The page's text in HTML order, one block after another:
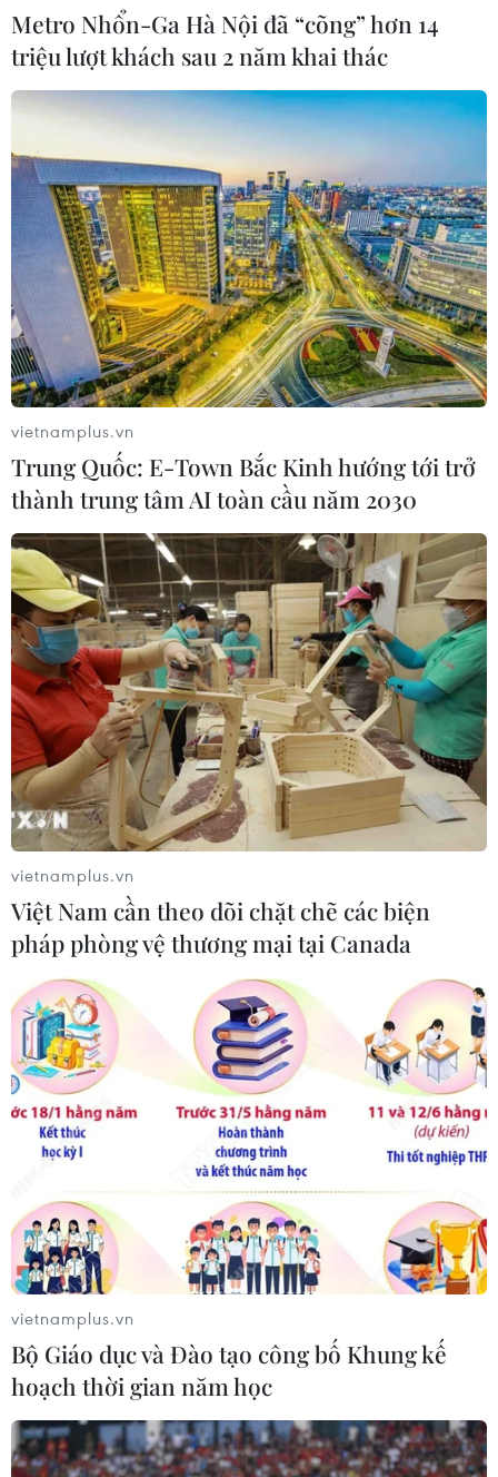
TIN CÙNG CHUYÊN MỤC
Quảng Trị quyết tâm bàn giao sớm
mặt bằng Dự án Nhà máy điện gió
LIG-Hướng Hóa 1
08/08/2026 02:33
Áp dụng "luồng xanh" cho nhà đầu
tư dự án hạ tầng công nghiệp phía
Đông Đắk Lắk
Quốc hội thảo luận dự án Luật Dầu
khí (sửa đổi), bảo đảm an ninh năng
08/08/2026 01:33
Việt Nam cần theo dõi chặt chẽ các
biện pháp phòng vệ thương mại tại
Canada
Metro Nhổn-Ga Hà Nội đã “cõng” hơn 14
triệu lượt khách sau 2 năm khai thác
vietnamplus.vn
Trung Quốc: E-Town Bắc Kinh hướng tới trở
thành trung tâm AI toàn cầu năm 2030
vietnamplus.vn
Việt Nam cần theo dõi chặt chẽ các biện
pháp phòng vệ thương mại tại Canada
vietnamplus.vn
Bộ Giáo dục và Đào tạo công bố Khung kế
hoạch thời gian năm học